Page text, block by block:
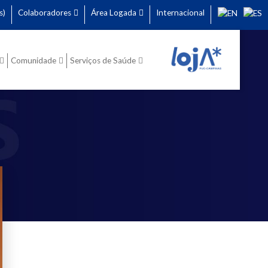
Colaboradores Área Logada Internacional
Comunidade Serviços de Saúde